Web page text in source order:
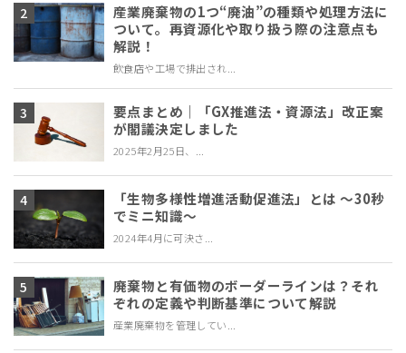
産業廃棄物の1つ“廃油”の種類や処理方法に
ついて。再資源化や取り扱う際の注意点も
解説！
飲食店や工場で排出され...
要点まとめ｜「GX推進法・資源法」改正案
が閣議決定しました
2025年2月25日、...
「生物多様性増進活動促進法」とは ～30秒
でミニ知識～
2024年4月に可決さ...
廃棄物と有価物のボーダーラインは？それ
ぞれの定義や判断基準について解説
産業廃棄物を管理してい...